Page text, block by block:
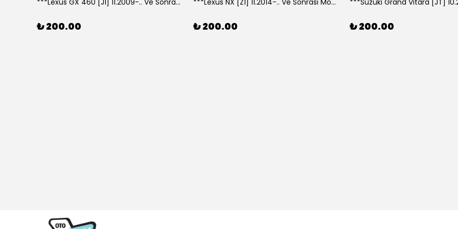
***Lexus GX 460 [J1] 11.2009-.. Ve Sonrası Model Yılları İçin Uyumlu Yeo Arka Silecek
₺ 200.00
***Lexus NX [Z1] 11.2014-.. Ve Sonrası Model Yılları İçin Uyumlu Yeo Arka Silecek
₺ 200.00 ₺ 200.00